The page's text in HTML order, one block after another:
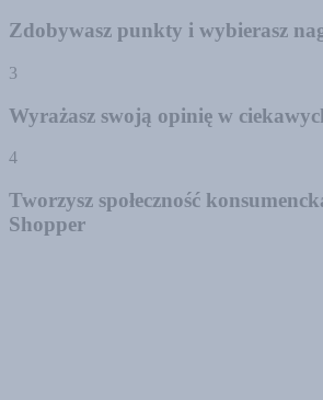
Zdobywasz punkty i wybierasz
3
Wyrażasz swoją opinię w
4
Tworzysz społeczność
Shopper